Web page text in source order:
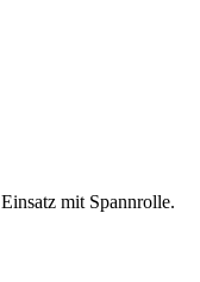
mit Spannrolle.